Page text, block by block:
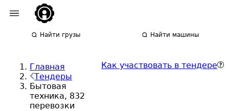
Найти грузы Найти машины
Главная
Тендеры
Бытовая
техника, 832
перевозки
Как участвовать в тендере